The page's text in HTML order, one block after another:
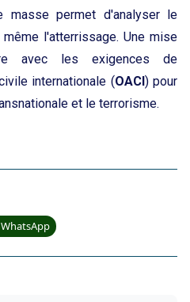
masse permet d'analyser le
l'atterrissage. Une mise
avec les exigences de
internationale (OACI ) pour
et le terrorisme.
WhatsApp